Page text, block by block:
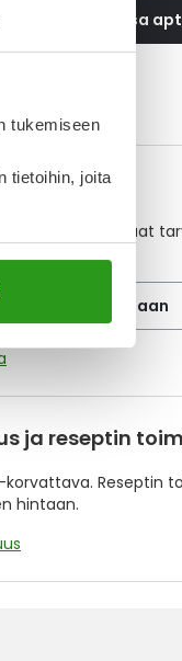
tukemiseen
tietoihin, joita
maksa
huolen, että tilaat
tuote muistuttajaan
ja reseptin
Reseptin
hintaan.